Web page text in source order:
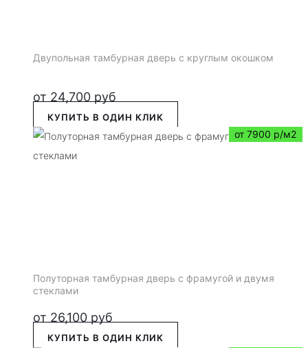
Двупольная тамбурная дверь с круглым окошком
от 24,700 руб
КУПИТЬ В ОДИН КЛИК
от 7900 р/м2
Полуторная тамбурная дверь с фрамугой и двумя
стеклами
от 26,100 руб
КУПИТЬ В ОДИН КЛИК